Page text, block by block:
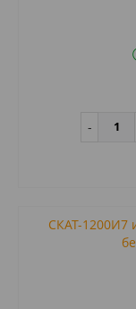
СКАТ-1200И7